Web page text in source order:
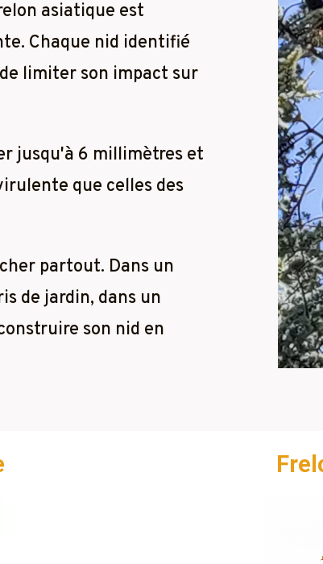
asiatique est
Chaque nid identifié
limiter son impact sur
jusqu'à 6 millimètres et
que celles des
partout. Dans un
de jardin, dans un
son nid en